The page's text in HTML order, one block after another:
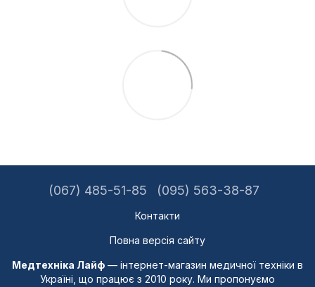
(067) 485-51-85 (095) 563-38-87
Контакти
Повна версія сайту
Медтехніка Лайф — інтернет-магазин медичної техніки в
Україні, що працює з 2010 року. Ми пропонуємо